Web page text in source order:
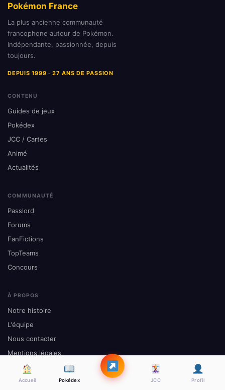
Accueil Pokédex JCC Profil
Pokémon France
La plus ancienne communauté
francophone autour de Pokémon.
Indépendante, passionnée, depuis
toujours.
DEPUIS 1999 · 27 ANS DE PASSION
CONTENU
Guides de jeux
Pokédex
JCC / Cartes
Animé
Actualités
COMMUNAUTÉ
Passlord
Forums
FanFictions
TopTeams
Concours
À PROPOS
Notre histoire
L'équipe
Nous contacter
Mentions légales
Site officiel Pokémon